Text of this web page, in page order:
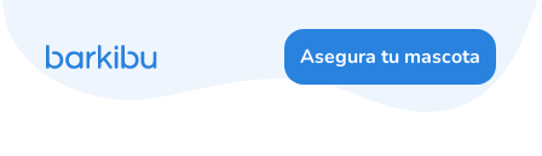
Asegura tu mascota